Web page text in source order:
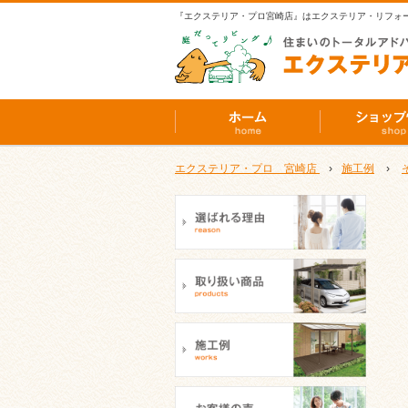
『エクステリア・プロ宮崎店』はエクステリア・リフ
エクステリア・プロ 宮崎店 › 施工例 ›